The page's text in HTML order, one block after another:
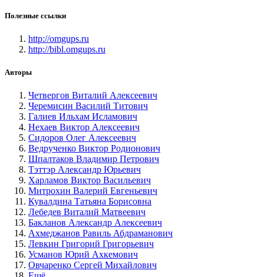
Полезные ссылки
http://omgups.ru
http://bibl.omgups.ru
Авторы
Четвергов Виталий Алексеевич
Черемисин Василий Титович
Галиев Ильхам Исламович
Нехаев Виктор Алексеевич
Сидоров Олег Алексеевич
Ведрученко Виктор Родионович
Шпалтаков Владимир Петрович
Тэттэр Александр Юрьевич
Харламов Виктор Васильевич
Митрохин Валерий Евгеньевич
Кувалдина Татьяна Борисовна
Лебедев Виталий Матвеевич
Бакланов Александр Алексеевич
Ахмеджанов Равиль Абдраманович
Левкин Григорий Григорьевич
Усманов Юрий Ахкемович
Овчаренко Сергей Михайлович